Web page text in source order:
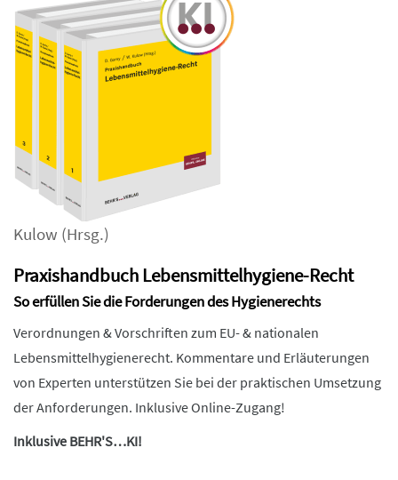
Kulow (Hrsg.)
Praxishandbuch Lebensmittelhygiene-Recht
So erfüllen Sie die Forderungen des Hygienerechts
Verordnungen & Vorschriften zum EU- & nationalen
Lebensmittelhygienerecht. Kommentare und Erläuterungen
von Experten unterstützen Sie bei der praktischen Umsetzung
der Anforderungen. Inklusive Online-Zugang!
Inklusive BEHR'S…KI!